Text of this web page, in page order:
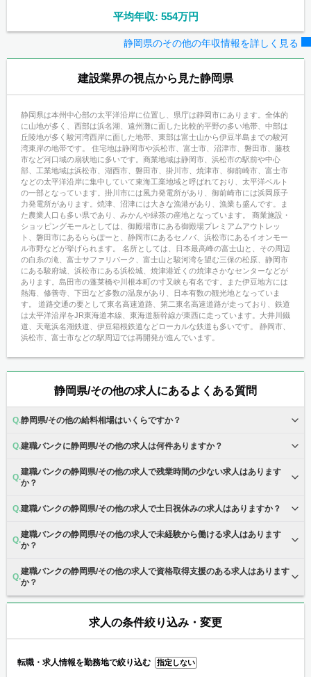
平均年収: 554万円
静岡県のその他の年収情報を詳しく見る
建設業界の視点から見た静岡県
静岡県は本州中心部の太平洋沿岸に位置し、県庁は静岡市にあります。全体的
に山地が多く、西部は浜名湖、遠州灘に面した比較的平野の多い地帯、中部は
丘陵地が多く駿河湾西岸に面した地帯、東部は富士山から伊豆半島までの駿河
湾東岸の地帯です。 住宅地は静岡市や浜松市、富士市、沼津市、磐田市、藤枝
市など河口域の扇状地に多いです。商業地域は静岡市、浜松市の駅前や中心
部、工業地域は浜松市、湖西市、磐田市、掛川市、焼津市、御前崎市、富士市
などの太平洋沿岸に集中していて東海工業地域と呼ばれており、太平洋ベルト
の一部となっています。掛川市には風力発電所があり、御前崎市には浜岡原子
力発電所があります。焼津、沼津には大きな漁港があり、漁業も盛んです。ま
た農業人口も多い県であり、みかんや緑茶の産地となっています。 商業施設・
ショッピングモールとしては、御殿場市にある御殿場プレミアムアウトレッ
ト、磐田市にあるららぽーと、静岡市にあるセノバ、浜松市にあるイオンモー
ル市野などが挙げられます。 名所としては、日本最高峰の富士山と、その周辺
の白糸の滝、富士サファリパーク、富士山と駿河湾を望む三保の松原、静岡市
にある駿府城、浜松市にある浜松城、焼津港近くの焼津さかなセンターなどが
あります。島田市の蓬莱橋や川根本町の寸又峡も有名です。また伊豆地方には
熱海、修善寺、下田など多数の温泉があり、日本有数の観光地となっていま
す。 道路交通の要として東名高速道路、第二東名高速道路が走っており、鉄道
は太平洋沿岸をJR東海道本線、東海道新幹線が東西に走っています。大井川鐵
道、天竜浜名湖鉄道、伊豆箱根鉄道などローカルな鉄道も多いです。 静岡市、
浜松市、富士市などの駅周辺では再開発が進んでいます。
静岡県/その他の求人にあるよくある質問
静岡県/その他の給料相場はいくらですか？
建職バンクに静岡県/その他の求人は何件ありますか？
建職バンクの静岡県/その他の求人で残業時間の少ない求人はあります
か？
建職バンクの静岡県/その他の求人で土日祝休みの求人はありますか？
建職バンクの静岡県/その他の求人で未経験から働ける求人はあります
か？
建職バンクの静岡県/その他の求人で資格取得支援のある求人はあります
か？
求人の条件絞り込み・変更
転職・求人情報を勤務地で絞り込む 指定しない